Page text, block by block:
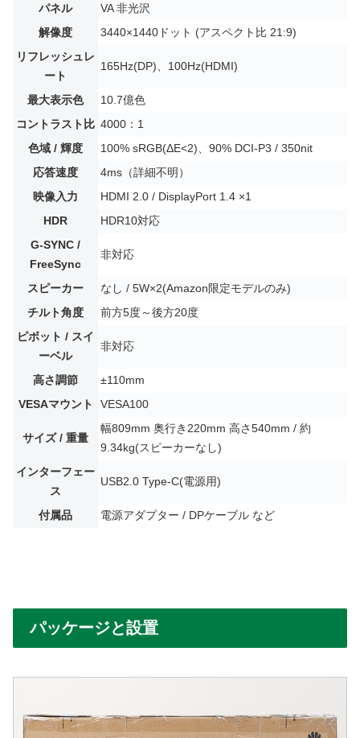
パネル
VA 非光沢
解像度
3440×1440ドット (アスペクト比 21:9)
リフレッシュレ
ート
165Hz(DP)、100Hz(HDMI)
最大表示色
10.7億色
コントラスト比 4000：1
色域 / 輝度
100% sRGB(ΔE<2)、90% DCI-P3 / 350nit
応答速度
4ms（詳細不明）
映像入力
HDMI 2.0 / DisplayPort 1.4 ×1
HDR
HDR10対応
G-SYNC /
FreeSync
非対応
スピーカー
なし / 5W×2(Amazon限定モデルのみ)
チルト角度
前方5度～後方20度
ピボット / スイ
ーベル
非対応
高さ調節
±110mm
VESAマウント
VESA100
サイズ / 重量
幅809mm 奥行き220mm 高さ540mm / 約
9.34kg(スピーカーなし)
インターフェー
ス
USB2.0 Type-C(電源用)
付属品 電源アダプター / DPケーブル など
パッケージと設置